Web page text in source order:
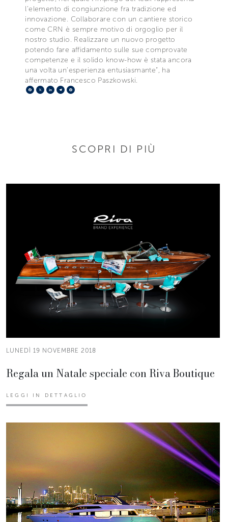
l’elemento di congiunzione fra tradizione ed
innovazione. Collaborare con un cantiere storico
come CRN è sempre motivo di orgoglio per il
nostro studio. Realizzare un nuovo progetto
potendo fare affidamento sulle sue comprovate
competenze e il solido know-how è stata ancora
una volta un’esperienza entusiasmante”, ha
affermato Francesco Paszkowski.
Facebook
X LinkedIn
Telegram
SCOPRI DI PIÙ
LUNEDÌ 19 NOVEMBRE 2018
Regala un Natale speciale con Riva Boutique
LEGGI IN DETTAGLIO